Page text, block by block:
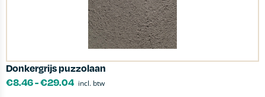
Donkergrijs puzzolaan
€8.46-€29.04 incl. btw